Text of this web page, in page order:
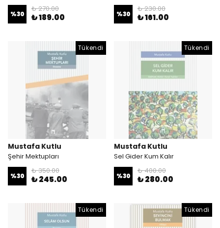
%30
₺ 270.00
₺ 189.00 %30
₺ 230.00
₺ 161.00
Tükendi
Mustafa Kutlu
Şehir Mektupları
%30
₺ 350.00
₺ 245.00
Tükendi
Mustafa Kutlu
Sel Gider Kum Kalır
%30
₺ 400.00
₺ 280.00
Tükendi Tükendi